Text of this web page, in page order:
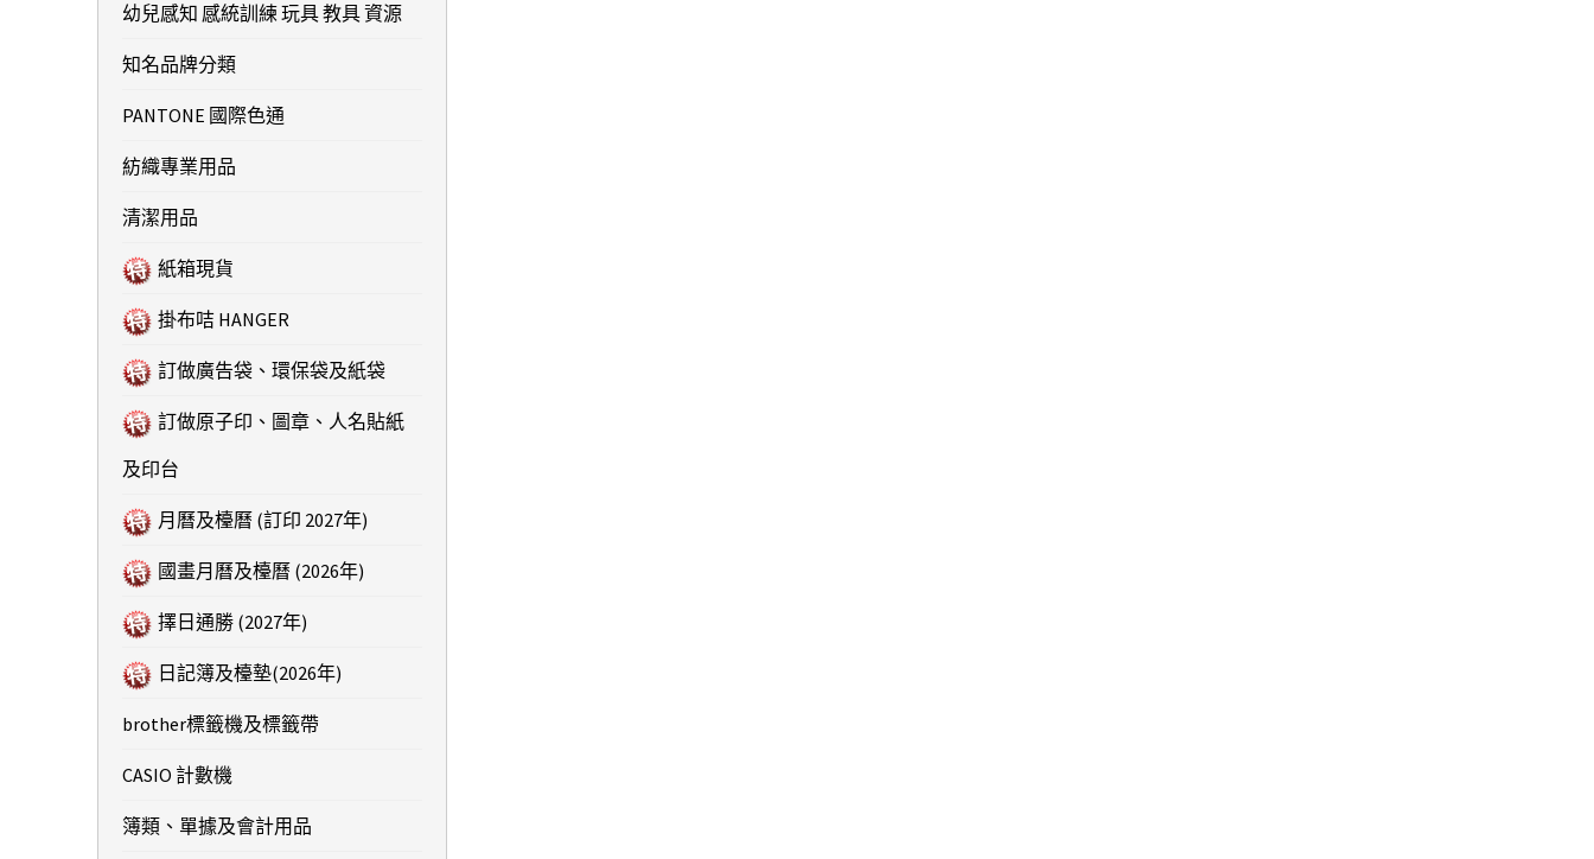
幼兒感知 感統訓練 玩具 教具 資源
知名品牌分類
PANTONE 國際色通
紡織專業用品
清潔用品
紙箱現貨
掛布咭 HANGER
訂做廣告袋、環保袋及紙袋
訂做原子印、圖章、人名貼紙
及印台
月曆及檯曆 (訂印 2027年)
國畫月曆及檯曆 (2026年)
擇日通勝 (2027年)
日記簿及檯墊(2026年)
brother標籤機及標籤帶
CASIO 計數機
簿類、單據及會計用品